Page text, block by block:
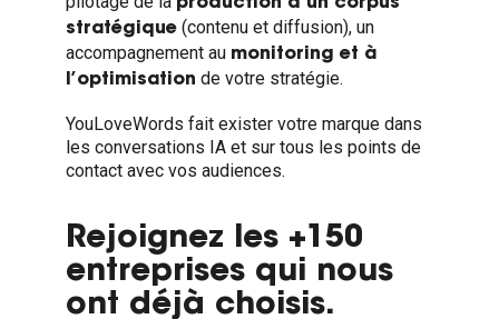
stratégique(contenu et diffusion), un
accompagnement au monitoring et à
l’optimisation de votre stratégie.
YouLoveWords fait exister votre marque dans
les conversations IA et sur tous les points de
contact avec vos audiences.
Rejoignez les +150
entreprises qui nous
ont déjà choisis.